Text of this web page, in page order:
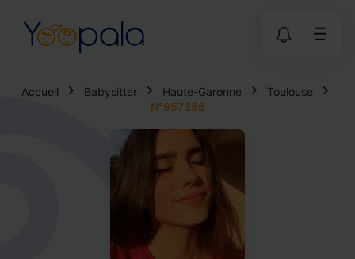
Accueil Babysitter Haute-Garonne
Toulouse
N°957386